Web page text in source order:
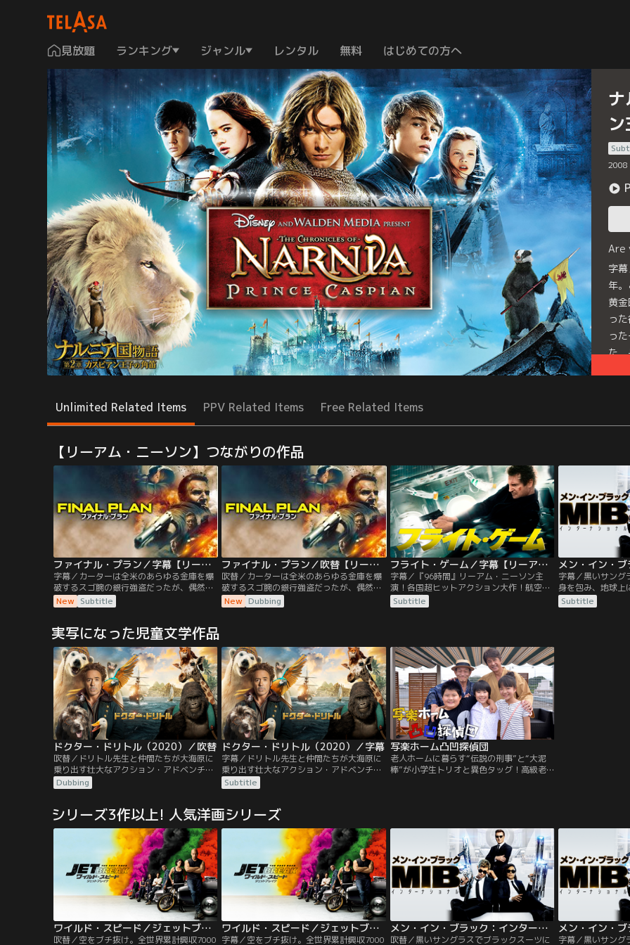
見放題 ランキング ジャンル レンタル 無料 はじめての方へ
2008
Are
字
年
黄
っ
っ
た
Unlimited Related Items PPV Related Items Free Related Items
【リーアム・ニーソン】つながりの作品
ファイナル・プラン／字幕【リーアム・ニーソン主演】
字幕／カーターは全米のあらゆる金庫を爆
破するスゴ腕の銀行強盗だったが、偶然に
出会った女性アニーと恋に落ち、過去を捨
て新たな一歩を踏み出したいと願う。彼は
が、2人の捜査官はカーターの盗んできた
金を横領し、彼もアニーも危険に晒され
る。カーターは愛のため、すべてにケリを
つけるため…。
New Subtitle
ファイナル・プラン／吹替【リーアム・ニーソン主演】
吹替／カーターは全米のあらゆる金庫を爆
破するスゴ腕の銀行強盗だったが、偶然に
出会った女性アニーと恋に落ち、過去を捨
て新たな一歩を踏み出したいと願う。彼は
る。カーターは愛のため、すべてにケリを
つけるため…。
New Dubbing
フライト・ゲーム／字幕【リーアム・ニーソン主演】
字幕／『96時間』リーアム・ニーソン主
演！各国超ヒットアクション大作！航空保
安官の携帯電話に届いた殺人脅迫メール。
その瞬間、乗客乗員が全員容疑者に！『シ
共演は同賞4度ノミネートのジュリアン・
ムーア！
Subtitle
字幕／黒いサング
身を包み、地球上
監視・取り締まり
ン・イン・ブラッ
Subtitle
実写になった児童文学作品
ドクター・ドリトル（2020）／吹替
吹替／ドリトル先生と仲間たちが大海原に
乗り出す壮大なアクション・アドベンチャ
ー！！動物と話せるドリトル先生は、名医
だが変わり者。世間から遠ざかり、様々な
し、若き女王が重い病に倒れたと聞き、ド
リトル先生は女王を救える唯一の治療法を
求めて伝説の島へと冒険の旅に出発する。
Dubbing
ドクター・ドリトル（2020）／字幕
字幕／ドリトル先生と仲間たちが大海原に
乗り出す壮大なアクション・アドベンチャ
ー！！動物と話せるドリトル先生は、名医
だが変わり者。世間から遠ざかり、様々な
し、若き女王が重い病に倒れたと聞き、ド
リトル先生は女王を救える唯一の治療法を
求めて伝説の島へと冒険の旅に出発する。
Subtitle
写楽ホーム凸凹探偵団
老人ホームに暮らす“伝説の刑事”と“大泥
棒”が小学生トリオと異色タッグ！高級老人
宮慶多）、猪木正太（本村颯虎）、高見千
佳（根岸姫奈）と知り合う。そんなある
シリーズ3作以上! 人気洋画シリーズ
ワイルド・スピード／ジェットブレイク／吹替
吹替／空をブチ抜け。全世界累計興収7000
ワイルド・スピード／ジェットブレイク／字幕
字幕／空をブチ抜け。全世界累計興収7000
メン・イン・ブラック：インターナショナル／吹替
吹替／黒いサングラスでブラックスーツに 字幕／黒いサング